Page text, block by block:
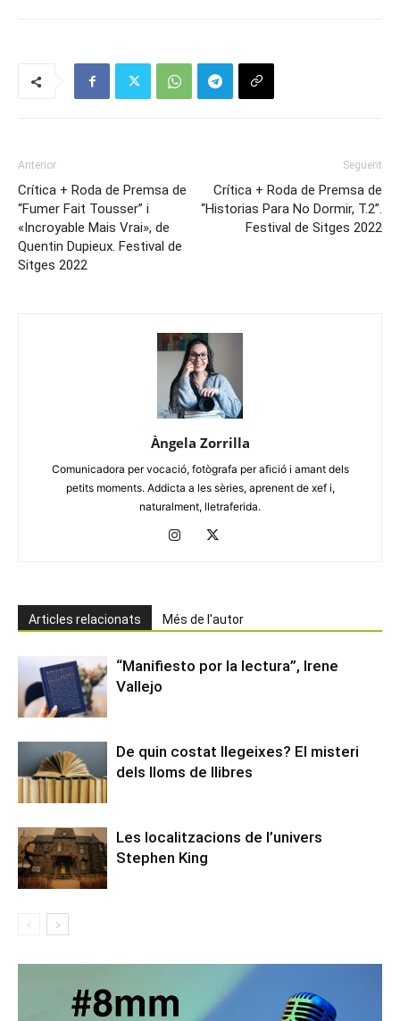
Anterior
Crítica + Roda de Premsa de
“Fumer Fait Tousser” i
«Incroyable Mais Vrai», de
Quentin Dupieux. Festival de
Sitges 2022
Següent
Crítica + Roda de Premsa de
“Historias Para No Dormir, T.2”.
Festival de Sitges 2022
Àngela Zorrilla
Comunicadora per vocació, fotògrafa per afició i amant dels
petits moments. Addicta a les sèries, aprenent de xef i,
naturalment, lletraferida.
Articles relacionats Més de l'autor
“Manifiesto por la lectura”, Irene
Vallejo
De quin costat llegeixes? El misteri
dels lloms de llibres
Les localitzacions de l’univers
Stephen King